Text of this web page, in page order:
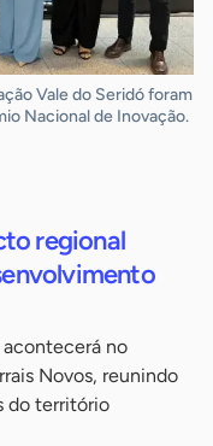
Vale do Seridó foram
Nacional de Inovação.
regional
acontecerá no
Novos, reunindo
do território